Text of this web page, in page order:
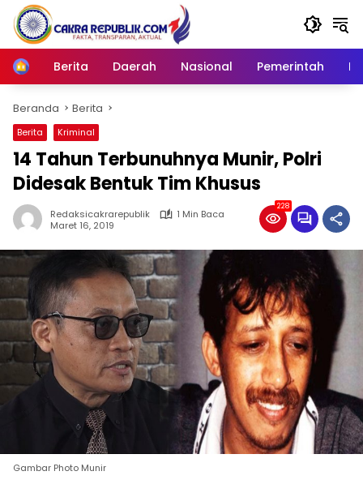
Langsung
konten
Home
Berita Daerah Nasional Pemerintah
Beranda Berita
Berita Kriminal
14 Tahun Terbunuhnya Munir, Polri
Didesak Bentuk Tim Khusus
Redaksicakrarepublik
1 Min Baca
Maret 16, 2019
228
Gambar Photo Munir